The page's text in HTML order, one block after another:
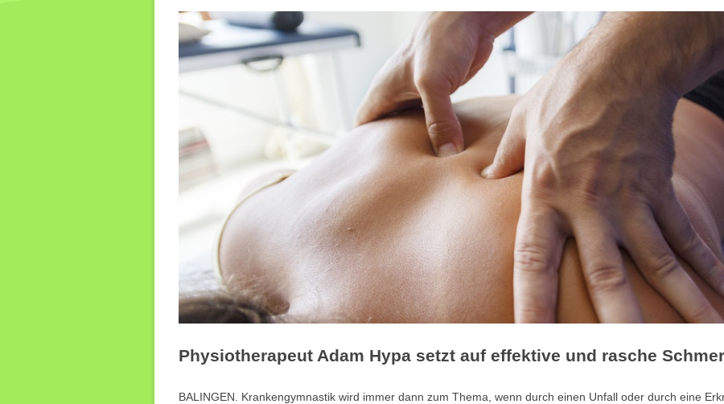
(CMD)
Slacklinen in der
Neurorehabilitation
Beckenbodengymnastik
Therapie auf
Grundlage nach dem
Bobath-Konzept
Elektrobehandlungen
Wärmetherapie
Physiotherapeut Adam Hypa setzt auf effektive und rasche
BALINGEN. Krankengymnastik wird immer dann zum Thema, wenn durch einen Unfall oder durch eine